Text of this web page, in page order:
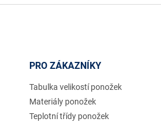
PRO ZÁKAZNÍKY
Tabulka velikostí ponožek
Materiály ponožek
Teplotní třídy ponožek